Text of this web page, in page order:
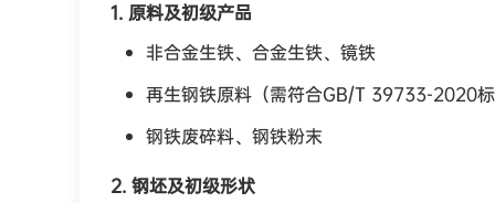
1. 原料及初级产品
非合金生铁、合金生铁、镜铁
再生钢铁原料（需符合GB/T 39733-2020
钢铁废碎料、钢铁粉末
2. 钢坯及初级形状